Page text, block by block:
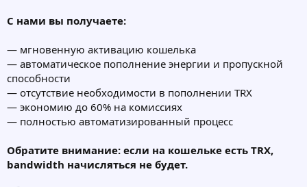
С нами вы получаете:
— мгновенную активацию кошелька
— автоматическое пополнение энергии и пропускной
способности
— отсутствие необходимости в пополнении TRX
— экономию до 60% на комиссиях
— полностью автоматизированный процесс
Обратите внимание: если на кошельке есть TRX,
bandwidth начисляться не будет.